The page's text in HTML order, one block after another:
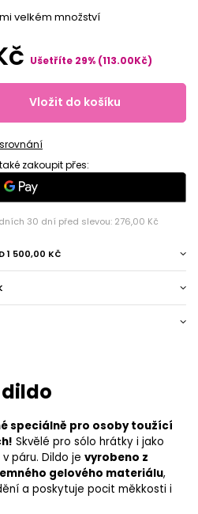
velkém množství
Ušetříte 29% (113.00Kč)
Vložit do košíku
zakoupit přes:
30 dní před slevou: 276,00 Kč
1 500,00 KČ
speciálně pro osoby toužící
Skvělé pro sólo hrátky i jako
páru. Dildo je vyrobeno z
gelového materiálu,
a poskytuje pocit měkkosti i